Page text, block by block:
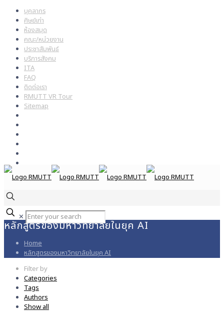
บุคลากร
ศิษย์เก่า
ห้องสมุด
คณะ/หน่วยงาน
ประชาสัมพันธ์
บริการสังคม
ITA
FAQ
ติดต่อเรา
RMUTT VR Tour
Sitemap
✕
หลักสูตรของมหาวิทยาลัยในยุค AI
Home
หลักสูตรของมหาวิทยาลัยในยุค AI
Filter by
Categories
Tags
Authors
Show all